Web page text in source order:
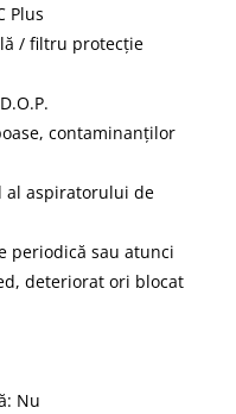
Plus
/ filtru protecție
contaminanților
al aspiratorului de
periodică sau atunci
deteriorat ori blocat
Nu